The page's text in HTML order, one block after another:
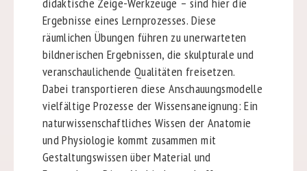
Ergebnisse eines Lernprozesses. Diese
räumlichen Übungen führen zu unerwarteten
bildnerischen Ergebnissen, die skulpturale und
veranschaulichende Qualitäten freisetzen.
Dabei transportieren diese Anschauungsmodelle
vielfältige Prozesse der Wissensaneignung: Ein
naturwissenschaftliches Wissen der Anatomie
und Physiologie kommt zusammen mit
Gestaltungswissen über Material und